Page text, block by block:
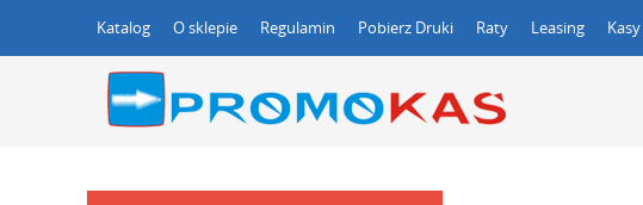
Katalog O sklepie Regulamin Pobierz Druki Raty Leasing